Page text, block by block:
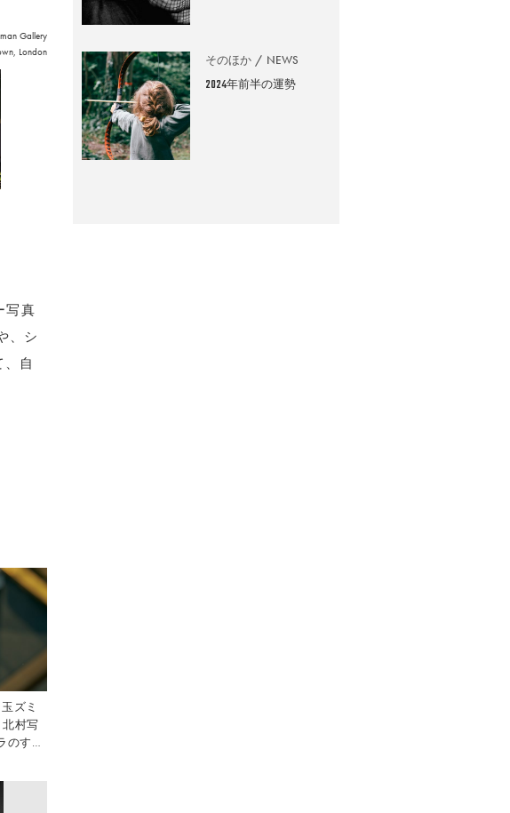
Gallery
London
写真
、シ
自
ズミ
北村写
のすす
そのほか NEWS
2024年前半の運勢